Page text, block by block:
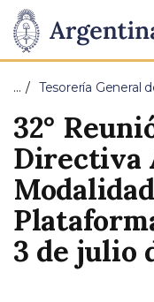
Presidencia
de
la
Nación
Pasar al contenido
… Tesorería General
32°
Directiva
3 de julio